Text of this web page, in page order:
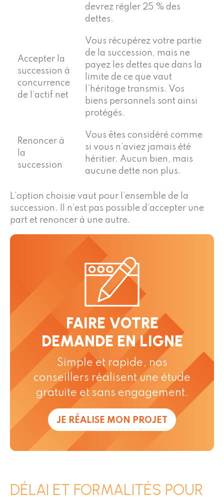
devrez régler 25 % des
dettes.
Accepter la
succession à
concurrence
de l’actif net
Vous récupérez votre partie
de la succession, mais ne
payez les dettes que dans la
limite de ce que vaut
l’héritage transmis. Vos
biens personnels sont ainsi
protégés.
Renoncer à
la
succession
Vous êtes considéré comme
si vous n’aviez jamais été
héritier. Aucun bien, mais
aucune dette non plus.
L’option choisie vaut pour l’ensemble de la
succession. Il n’est pas possible d’accepter une
part et renoncer à une autre.
FAIRE VOTRE
DEMANDE EN LIGNE
Simple et rapide, nos
conseillers réalisent une étude
gratuite et sans engagement.
JE RÉALISE MON PROJET
DÉLAI ET FORMALITÉS POUR